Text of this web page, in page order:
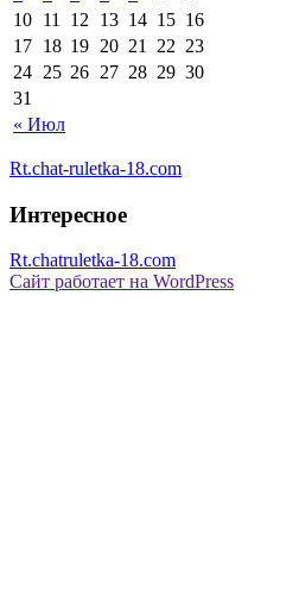
« Июл
10 11 12 13 14 15 16
17 18 19 20 21 22 23
24 25 26 27 28 29 30
31
Rt.chat-ruletka-18.com
Интересное
Rt.chatruletka-18.com
Сайт работает на WordPress